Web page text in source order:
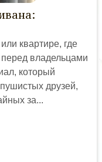
квартире, где
владельцами
который
друзей,
за...